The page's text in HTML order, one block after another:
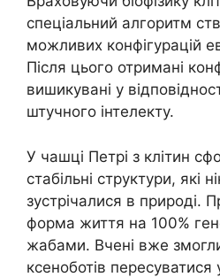
спеціальний алгоритм
можливих конфігурацій
Після цього отримані
вишикувані у
штучного інтелекту.
У чашці Петрі з клітин
стабільні структури, які
зустрічалися в природі.
форма життя на 100%
жабами. Вчені вже
ксеноботів пересуватися